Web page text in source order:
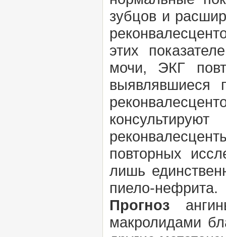
зубцов и
этих
мочи, ЭКГ
выявлявшиеся
повторных
лишь
пиело-нефрита.
Прогноз
макролидами